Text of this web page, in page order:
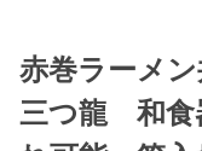
赤巻ラーメ
三つ龍 和